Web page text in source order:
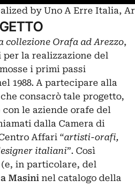
by Uno A Erre Italia,
collezione Orafa ad Arezzo,
la realizzazione del
i primi passi
1988. A partecipare alla
consacrò tale progetto,
le aziende orafe del
dalla Camera di
Affari “artisti-orafi,
italiani”. Così
in particolare, del
Masini nel catalogo della